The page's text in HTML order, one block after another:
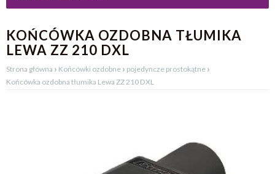
KOŃCÓWKA OZDOBNA TŁUMIKA
LEWA ZZ 210 DXL
Strona główna › Końcówki ozdobne › pojedyncze prostokątne ›
Końcówka ozdobna tłumika Lewa ZZ 210 DXL